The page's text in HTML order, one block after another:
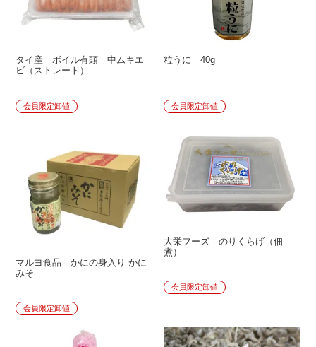
タイ産 ボイル有頭 中ムキエ
ビ（ストレート）
会員限定卸値
粒うに 40g
会員限定卸値
マルヨ食品 かにの身入り かに
みそ
会員限定卸値
大栄フーズ のりくらげ（佃
煮）
会員限定卸値